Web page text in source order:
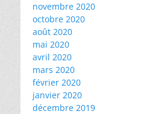
novembre 2020
octobre 2020
août 2020
mai 2020
avril 2020
mars 2020
février 2020
janvier 2020
décembre 2019